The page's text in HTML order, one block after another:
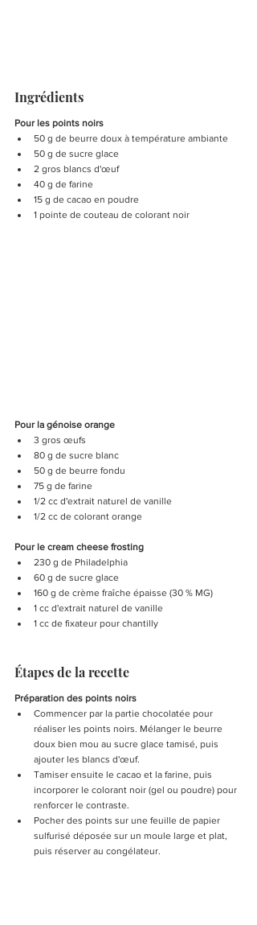
Ingrédients
Pour les points noirs
50 g de beurre doux à température ambiante
50 g de sucre glace
2 gros blancs d'œuf
40 g de farine
15 g de cacao en poudre
1 pointe de couteau de colorant noir
Pour la génoise orange
3 gros œufs
80 g de sucre blanc
50 g de beurre fondu
75 g de farine
1/2 cc d'extrait naturel de vanille
1/2 cc de colorant orange
Pour le cream cheese frosting
230 g de Philadelphia
60 g de sucre glace
160 g de crème fraîche épaisse (30 % MG)
1 cc d'extrait naturel de vanille
1 cc de fixateur pour chantilly
Étapes de la recette
Préparation des points noirs
Commencer par la partie chocolatée pour
réaliser les points noirs. Mélanger le beurre
doux bien mou au sucre glace tamisé, puis
ajouter les blancs d'œuf.
Tamiser ensuite le cacao et la farine, puis
incorporer le colorant noir (gel ou poudre) pour
renforcer le contraste.
Pocher des points sur une feuille de papier
sulfurisé déposée sur un moule large et plat,
puis réserver au congélateur.